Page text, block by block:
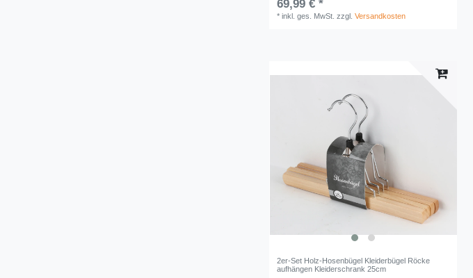
69,99 € *
*inkl. ges. MwSt. zzgl.Versandkosten
2er-Set Holz-Hosenbügel Kleiderbügel Röcke
aufhängen Kleiderschrank 25cm